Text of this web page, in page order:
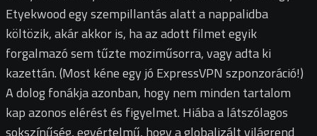
Etyekwood egy szempillantás alatt a nappalidba
költözik, akár akkor is, ha az adott filmet egyik
forgalmazó sem tűzte moziműsorra, vagy adta ki
kazettán. (Most kéne egy jó ExpressVPN szponzoráció!)
A dolog fonákja azonban, hogy nem minden tartalom
kap azonos elérést és figyelmet. Hiába a látszólagos